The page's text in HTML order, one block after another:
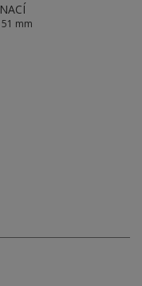
mm